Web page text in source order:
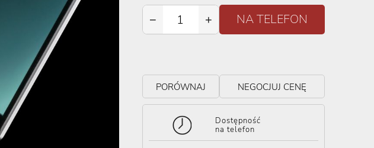
− +
PORÓWNAJ NEGOCJUJ CENĘ
Dostępność
na telefon